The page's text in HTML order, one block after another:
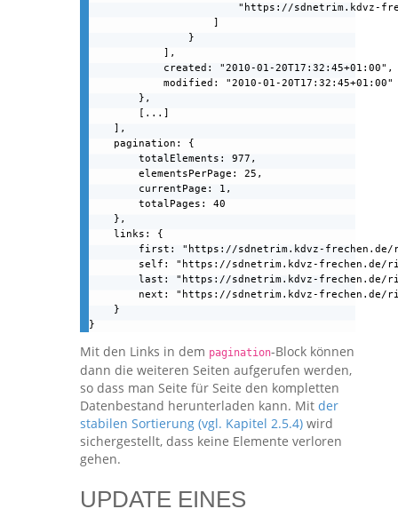
"https://sdnetrim.kdvz-
                    ]
                }
            ],
            created: "2010-01-20T17:32:45+01:00",
            modified: "2010-01-20T17:32:45+01:00"
        },
        [...]
    ],
    pagination: {
        totalElements: 977,
        elementsPerPage: 25,
        currentPage: 1,
        totalPages: 40
    },
    links: {
first: "https://sdnetrim.kdvz-
self: "https://sdnetrim.kdvz-frechen.de/
last: "https://sdnetrim.kdvz-frechen.de/
next: "https://sdnetrim.kdvz-frechen.de/
    }
}
Mit den Links in dem pagination-Block können
dann die weiteren Seiten aufgerufen werden,
so dass man Seite für Seite den kompletten
Datenbestand herunterladen kann. Mit der
stabilen Sortierung (vgl. Kapitel 2.5.4) wird
sichergestellt, dass keine Elemente verloren
gehen.
UPDATE EINES